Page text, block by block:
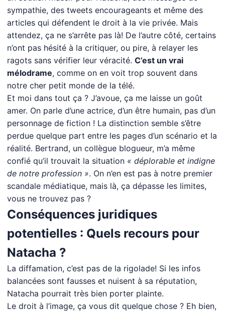
sympathie, des tweets encourageants et même des
articles qui défendent le droit à la vie privée. Mais
attendez, ça ne s’arrête pas là! De l’autre côté, certains
n’ont pas hésité à la critiquer, ou pire, à relayer les
ragots sans vérifier leur véracité. C’est un vrai
mélodrame, comme on en voit trop souvent dans
notre cher petit monde de la télé.
Et moi dans tout ça ? J’avoue, ça me laisse un goût
amer. On parle d’une actrice, d’un être humain, pas d’un
personnage de fiction ! La distinction semble s’être
perdue quelque part entre les pages d’un scénario et la
réalité. Bertrand, un collègue blogueur, m’a même
confié qu’il trouvait la situation « déplorable et indigne
de notre profession ». On n’en est pas à notre premier
scandale médiatique, mais là, ça dépasse les limites,
vous ne trouvez pas ?
Conséquences juridiques
potentielles : Quels recours pour
Natacha ?
La diffamation, c’est pas de la rigolade! Si les infos
balancées sont fausses et nuisent à sa réputation,
Natacha pourrait très bien porter plainte.
Le droit à l’image, ça vous dit quelque chose ? Eh bien,